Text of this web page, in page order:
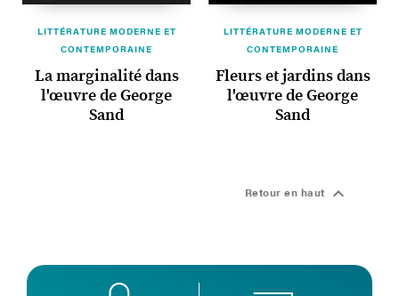
LITTÉRATURE MODERNE ET
CONTEMPORAINE
La marginalité dans
l'œuvre de George
Sand
LITTÉRATURE MODERNE ET
CONTEMPORAINE
Fleurs et jardins dans
l'œuvre de George
Sand
Retour en haut 